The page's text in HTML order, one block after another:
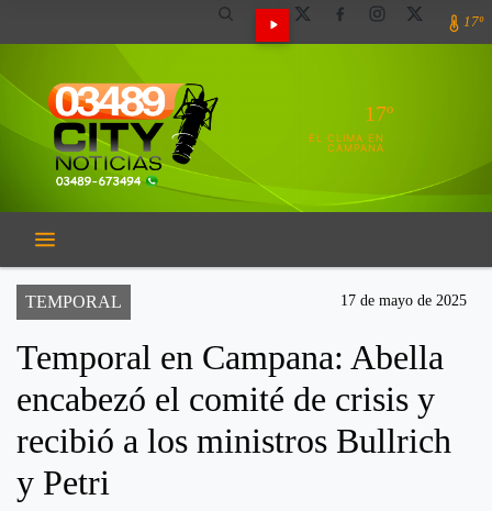
17º
17º
EL CLIMA EN
CAMPANA
TEMPORAL 17 de mayo de 2025
Temporal en Campana: Abella
encabezó el comité de crisis y
recibió a los ministros Bullrich
y Petri